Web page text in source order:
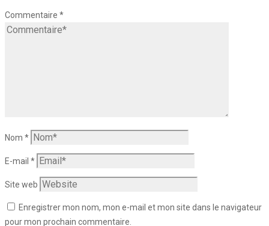
Commentaire *
Nom *
E-mail *
Site web
Enregistrer mon nom, mon e-mail et mon site dans le navigateur
pour mon prochain commentaire.